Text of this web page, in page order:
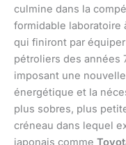
culmine dans la
formidable laboratoire
qui finiront par
pétroliers des années
imposant une
énergétique et la
plus sobres, plus
créneau dans lequel
japonais comme